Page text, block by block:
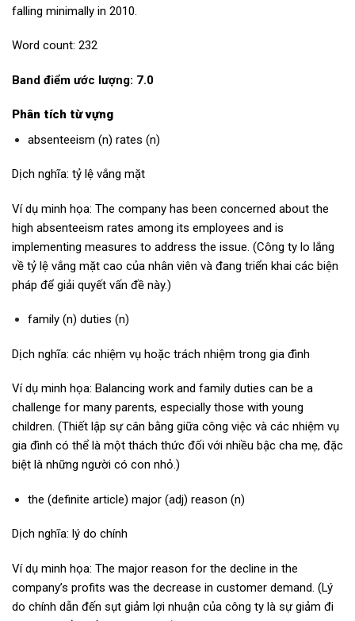
falling minimally in 2010.
Word count: 232
Band điểm ước lượng: 7.0
Phân tích từ vựng
absenteeism (n) rates (n)
Dịch nghĩa: tỷ lệ vắng mặt
Ví dụ minh họa: The company has been concerned about the
high absenteeism rates among its employees and is
implementing measures to address the issue. (Công ty lo lắng
về tỷ lệ vắng mặt cao của nhân viên và đang triển khai các biện
pháp để giải quyết vấn đề này.)
family (n) duties (n)
Dịch nghĩa: các nhiệm vụ hoặc trách nhiệm trong gia đình
Ví dụ minh họa: Balancing work and family duties can be a
challenge for many parents, especially those with young
children. (Thiết lập sự cân bằng giữa công việc và các nhiệm vụ
gia đình có thể là một thách thức đối với nhiều bậc cha mẹ, đặc
biệt là những người có con nhỏ.)
the (definite article) major (adj) reason (n)
Dịch nghĩa: lý do chính
Ví dụ minh họa: The major reason for the decline in the
company’s profits was the decrease in customer demand. (Lý
do chính dẫn đến sụt giảm lợi nhuận của công ty là sự giảm đi